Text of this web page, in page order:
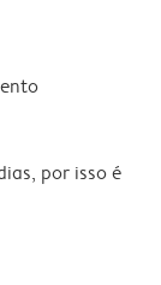
por isso é